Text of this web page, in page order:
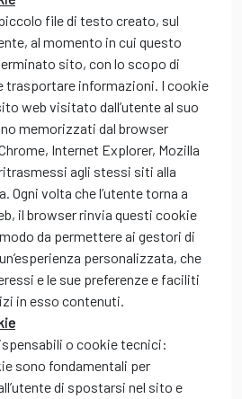
piccolo file di testo creato, sul
al momento in cui questo
sito, con lo scopo di
trasportare informazioni. I cookie
web visitato dall’utente al suo
memorizzati dal browser
Internet Explorer, Mozilla
agli stessi siti alla
Ogni volta che l’utente torna a
il browser rinvia questi cookie
da permettere ai gestori di
personalizzata, che
e le sue preferenze e faciliti
in esso contenuti.
o cookie tecnici:
sono fondamentali per
di spostarsi nel sito e